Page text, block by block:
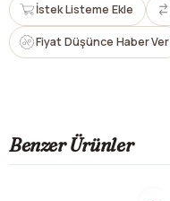
İstek Listeme Ekle
Fiyat Düşünce Haber Ver
Benzer Ürünler